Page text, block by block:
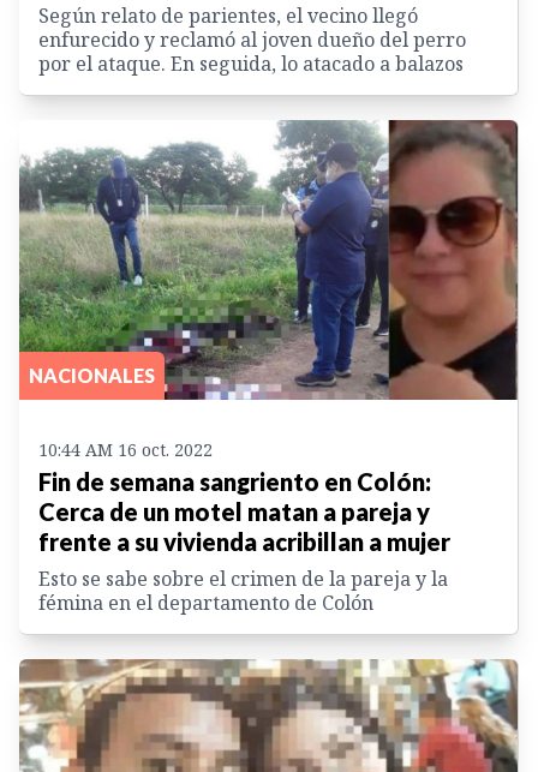
Según relato de parientes, el vecino llegó
enfurecido y reclamó al joven dueño del perro
por el ataque. En seguida, lo atacado a balazos
NACIONALES
10:44 AM 16 oct. 2022
Fin de semana sangriento en Colón:
Cerca de un motel matan a pareja y
frente a su vivienda acribillan a mujer
Esto se sabe sobre el crimen de la pareja y la
fémina en el departamento de Colón